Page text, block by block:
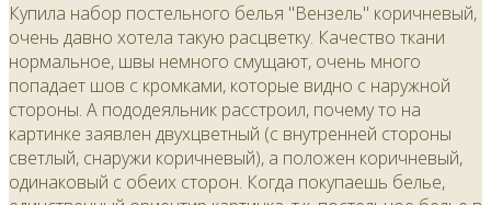
Купила набор постельного белья "Вензель" коричневый,
очень давно хотела такую расцветку. Качество ткани
нормальное, швы немного смущают, очень много
попадает шов с кромками, которые видно с наружной
стороны. А пододеяльник расстроил, почему то на
картинке заявлен двухцветный (с внутренней стороны
светлый, снаружи коричневый), а положен коричневый,
одинаковый с обеих сторон. Когда покупаешь белье,